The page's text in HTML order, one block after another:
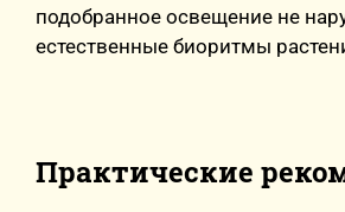
подобранное освещение не
естественные биоритмы
Практические